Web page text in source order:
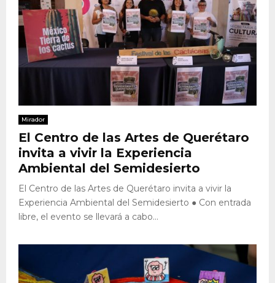
Mirador
El Centro de las Artes de Querétaro
invita a vivir la Experiencia
Ambiental del Semidesierto
El Centro de las Artes de Querétaro invita a vivir la
Experiencia Ambiental del Semidesierto ● Con entrada
libre, el evento se llevará a cabo...